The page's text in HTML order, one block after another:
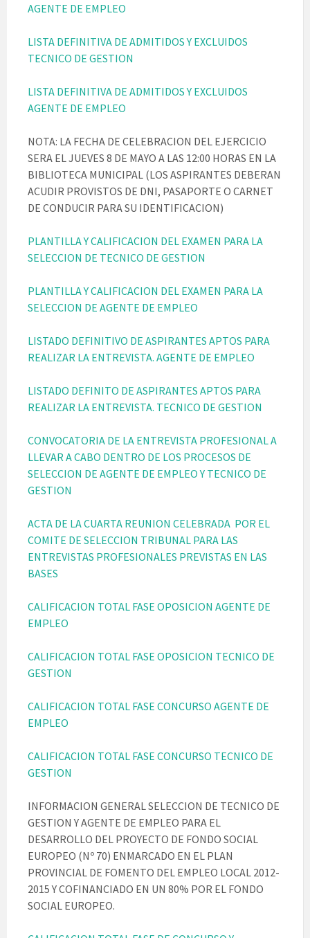
AGENTE DE EMPLEO
LISTA DEFINITIVA DE ADMITIDOS Y EXCLUIDOS
TECNICO DE GESTION
LISTA DEFINITIVA DE ADMITIDOS Y EXCLUIDOS
AGENTE DE EMPLEO
NOTA: LA FECHA DE CELEBRACION DEL EJERCICIO
SERA EL JUEVES 8 DE MAYO A LAS 12:00 HORAS EN LA
BIBLIOTECA MUNICIPAL (LOS ASPIRANTES DEBERAN
ACUDIR PROVISTOS DE DNI, PASAPORTE O CARNET
DE CONDUCIR PARA SU IDENTIFICACION)
PLANTILLA Y CALIFICACION DEL EXAMEN PARA LA
SELECCION DE TECNICO DE GESTION
PLANTILLA Y CALIFICACION DEL EXAMEN PARA LA
SELECCION DE AGENTE DE EMPLEO
LISTADO DEFINITIVO DE ASPIRANTES APTOS PARA
REALIZAR LA ENTREVISTA. AGENTE DE EMPLEO
LISTADO DEFINITO DE ASPIRANTES APTOS PARA
REALIZAR LA ENTREVISTA. TECNICO DE GESTION
CONVOCATORIA DE LA ENTREVISTA PROFESIONAL A
LLEVAR A CABO DENTRO DE LOS PROCESOS DE
SELECCION DE AGENTE DE EMPLEO Y TECNICO DE
GESTION
ACTA DE LA CUARTA REUNION CELEBRADA POR EL
COMITE DE SELECCION TRIBUNAL PARA LAS
ENTREVISTAS PROFESIONALES PREVISTAS EN LAS
BASES
CALIFICACION TOTAL FASE OPOSICION AGENTE DE
EMPLEO
CALIFICACION TOTAL FASE OPOSICION TECNICO DE
GESTION
CALIFICACION TOTAL FASE CONCURSO AGENTE DE
EMPLEO
CALIFICACION TOTAL FASE CONCURSO TECNICO DE
GESTION
INFORMACION GENERAL SELECCION DE TECNICO DE
GESTION Y AGENTE DE EMPLEO PARA EL
DESARROLLO DEL PROYECTO DE FONDO SOCIAL
EUROPEO (Nº 70) ENMARCADO EN EL PLAN
PROVINCIAL DE FOMENTO DEL EMPLEO LOCAL 2012-
2015 Y COFINANCIADO EN UN 80% POR EL FONDO
SOCIAL EUROPEO.